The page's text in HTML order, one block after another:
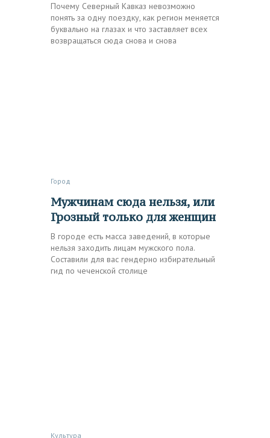
Почему Северный Кавказ невозможно
понять за одну поездку, как регион меняется
буквально на глазах и что заставляет всех
возвращаться сюда снова и снова
Город
Мужчинам сюда нельзя, или
Грозный только для женщин
В городе есть масса заведений, в которые
нельзя заходить лицам мужского пола.
Составили для вас гендерно избирательный
гид по чеченской столице
Культура